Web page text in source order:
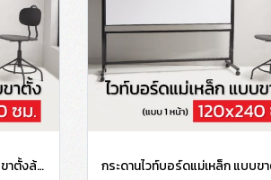
กระดานไวท์บอร์ดแม่เหล็ก แบบขาตั้งล้อเลื่อน กรอบดำ ขนาด 120x150 ซม.